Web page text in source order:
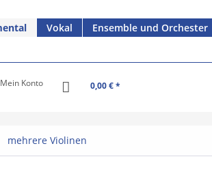
Vokal Ensemble und Orchester
Mein Konto 0,00 € *
mehrere Violinen